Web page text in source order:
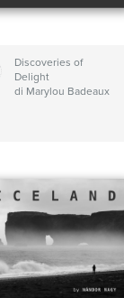
Discoveries of
Delight
di Marylou Badeaux